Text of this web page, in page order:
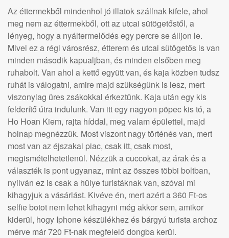
Az éttermekből mindenhol jó illatok szállnak kifele, ahol
meg nem az éttermekből, ott az utcai sütögetőstől, a
lényeg, hogy a nyáltermelődés egy percre se álljon le.
Mivel ez a régi városrész, étterem és utcai sütögetős is van
minden második kapualjban, és minden elsőben meg
ruhabolt. Van ahol a kettő együtt van, és kaja közben tudsz
ruhát is válogatni, amire majd szükségünk is lesz, mert
viszonylag üres zsákokkal érkeztünk. Kaja után egy kis
felderítő útra indulunk. Van itt egy nagyon pöpec kis tó, a
Ho Hoan Kiem, rajta híddal, meg valam épülettel, majd
holnap megnézzük. Most viszont nagy történés van, mert
most van az éjszakai piac, csak itt, csak most,
megismételhetetlenül. Nézzük a cuccokat, az árak és a
választék is pont ugyanaz, mint az összes többi boltban,
nyilván ez is csak a hülye turistáknak van, szóval mi
kihagyjuk a vásárlást. Kivéve én, mert azért a 360 Ft-os
selfie botot nem lehet kihagyni még akkor sem, amikor
kiderül, hogy Iphone készülékhez és bárgyú turista archoz
mérve már 720 Ft-nak megfelelő dongba kerül.